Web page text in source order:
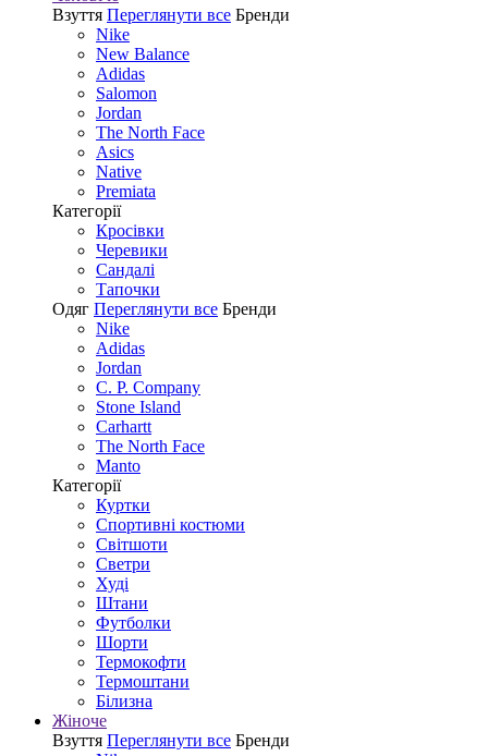
Взуття Переглянути все Бренди
Nike
New Balance
Adidas
Salomon
Jordan
The North Face
Asics
Native
Premiata
Категорії
Кросівки
Черевики
Сандалі
Tапочки
Одяг Переглянути все Бренди
Nike
Adidas
Jordan
C. P. Company
Stone Island
Carhartt
The North Face
Manto
Категорії
Куртки
Спортивні костюми
Світшоти
Светри
Худі
Штани
Футболки
Шорти
Термокофти
Термоштани
Білизна
Жіноче
Взуття Переглянути все Бренди